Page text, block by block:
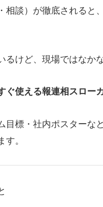
相談）が徹底されると
るけど、現場ではな
ぐ使える報連相スロー
目標・社内ポスターな
。